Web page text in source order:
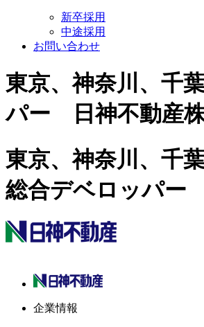
新卒採用
中途採用
お問い合わせ
東京、神奈川、千
パー 日神不動産
東京、神奈川、千
総合デベロッパー
企業情報